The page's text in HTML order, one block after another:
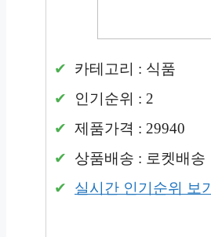
카테고리 : 식품
인기순위 : 2
제품가격 : 29940
상품배송 : 로켓배송
실시간 인기순위 보기